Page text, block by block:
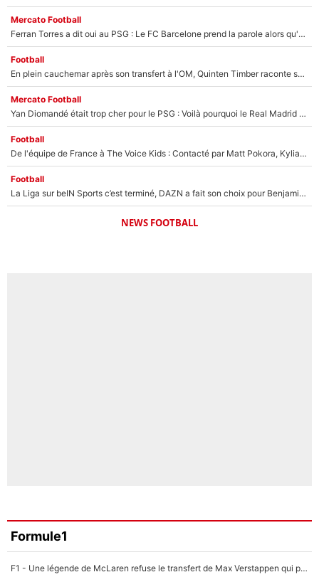
Mercato Football
Ferran Torres a dit oui au PSG : Le FC Barcelone prend la parole alors qu'un transfert de l'attaquant espagnol prend forme
Football
En plein cauchemar après son transfert à l'OM, Quinten Timber raconte ses doutes après sa signature à Marseille
Mercato Football
Yan Diomandé était trop cher pour le PSG : Voilà pourquoi le Real Madrid a accepté de payer la somme record de 140M€ pour boucler son transfert !
Football
De l'équipe de France à The Voice Kids : Contacté par Matt Pokora, Kylian Mbappé a accepté de jouer un rôle inédit sur TF1 !
Football
La Liga sur beIN Sports c’est terminé, DAZN a fait son choix pour Benjamin Da Silva et Omar Da Fonseca !
NEWS FOOTBALL
Formule1
F1 - Une légende de McLaren refuse le transfert de Max Verstappen qui pourrait «faire des vagues» et plomber l'ambiance dans l'équipe